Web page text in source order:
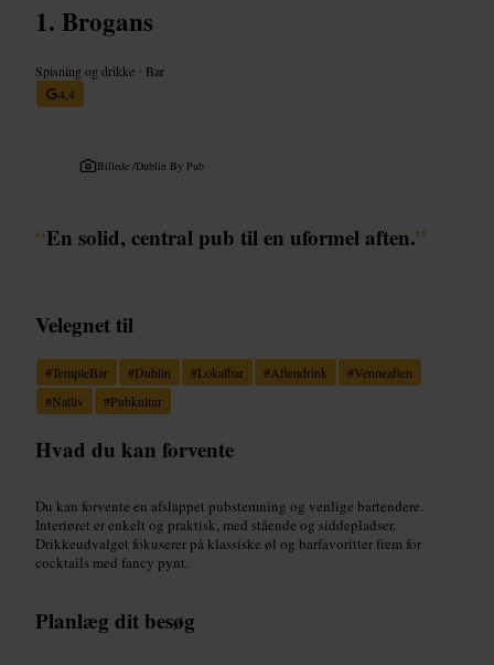
Brogans
Spisning og drikke • Bar
4,4
Billede /Dublin By Pub
“En solid, central pub til en uformel aften.”
Velegnet til
#TempleBar #Dublin #Lokalbar #Aftendrink #Venneaften
#Natliv #Pubkultur
Hvad du kan forvente
Du kan forvente en afslappet pubstemning og venlige bartendere.
Interiøret er enkelt og praktisk, med stående og siddepladser.
Drikkeudvalget fokuserer på klassiske øl og barfavoritter frem for
cocktails med fancy pynt.
Planlæg dit besøg